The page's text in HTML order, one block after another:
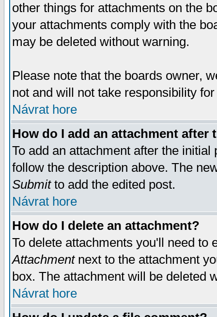
other things for attachments on the
your attachments comply with the
may be deleted without warning.
Please note that the boards owner,
not and will not take responsibility
Návrat hore
How do I add an attachment after
To add an attachment after the
follow the description above. The
Submitto add the edited post.
Návrat hore
How do I delete an attachment?
To delete attachments you'll need
Attachmentnext to the attachment
box. The attachment will be deleted
Návrat hore